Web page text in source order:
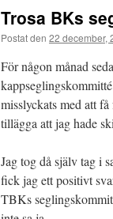
Trosa BKs
Postat den 22 december,
För någon månad
misslyckats med att
tillägga att jag hade
Jag tog då själv tag i
fick jag ett positivt
TBKs